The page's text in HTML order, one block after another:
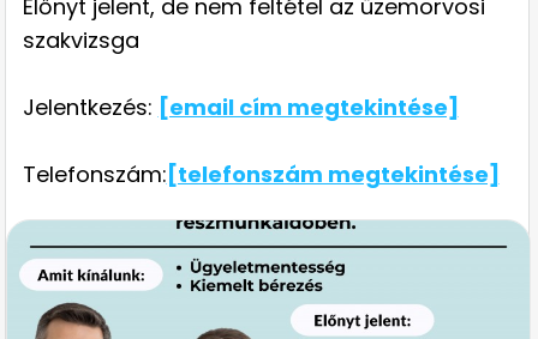
Előnyt jelent, de nem feltétel az üzemorvosi
szakvizsga
Jelentkezés: [email cím megtekintése]
Telefonszám: [telefonszám megtekintése]